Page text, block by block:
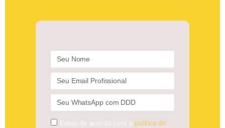
Estou de acordo com a política de